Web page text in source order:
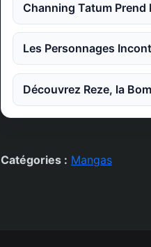
Channing Tatum Prend
Les Personnages
Découvrez Reze, la
Catégories : Mangas